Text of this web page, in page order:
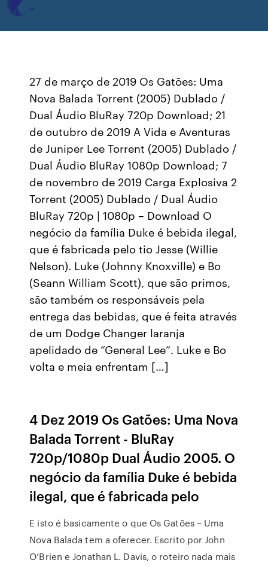
27 de março de 2019 Os Gatões: Uma
Nova Balada Torrent (2005) Dublado /
Dual Áudio BluRay 720p Download; 21
de outubro de 2019 A Vida e Aventuras
de Juniper Lee Torrent (2005) Dublado /
Dual Áudio BluRay 1080p Download; 7
de novembro de 2019 Carga Explosiva 2
Torrent (2005) Dublado / Dual Áudio
BluRay 720p | 1080p – Download O
negócio da família Duke é bebida ilegal,
que é fabricada pelo tio Jesse (Willie
Nelson). Luke (Johnny Knoxville) e Bo
(Seann William Scott), que são primos,
são também os responsáveis pela
entrega das bebidas, que é feita através
de um Dodge Changer laranja
apelidado de “General Lee”. Luke e Bo
volta e meia enfrentam […]
4 Dez 2019 Os Gatões: Uma Nova
Balada Torrent - BluRay
720p/1080p Dual Áudio 2005. O
negócio da família Duke é bebida
ilegal, que é fabricada pelo
E isto é basicamente o que Os Gatões – Uma
Nova Balada tem a oferecer. Escrito por John
O’Brien e Jonathan L. Davis, o roteiro nada mais